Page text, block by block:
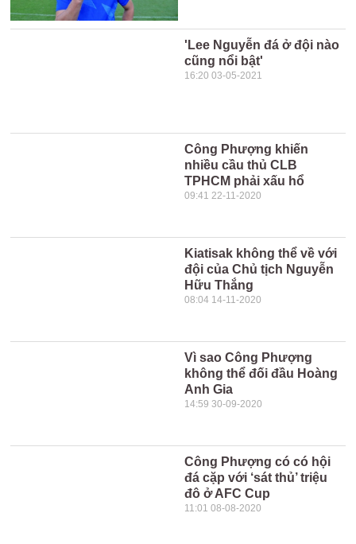
'Lee Nguyễn đá ở đội nào
cũng nổi bật'
16:20 03-05-2021
Công Phượng khiến
nhiều cầu thủ CLB
TPHCM phải xấu hổ
09:41 22-11-2020
Kiatisak không thể về với
đội của Chủ tịch Nguyễn
Hữu Thắng
08:04 14-11-2020
Vì sao Công Phượng
không thể đối đầu Hoàng
Anh Gia
14:59 30-09-2020
Công Phượng có có hội
đá cặp với ‘sát thủ’ triệu
đô ở AFC Cup
11:01 08-08-2020